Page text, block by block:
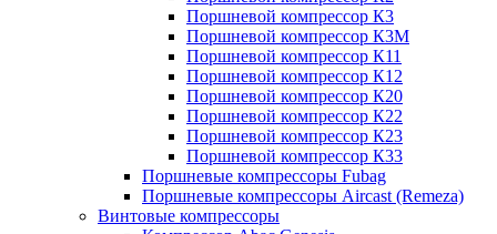
Поршневой компрессор К3
Поршневой компрессор К3М
Поршневой компрессор К11
Поршневой компрессор К12
Поршневой компрессор К20
Поршневой компрессор К22
Поршневой компрессор К23
Поршневой компрессор К33
Поршневые компрессоры Fubag
Поршневые компрессоры Aircast (Remeza)
Винтовые компрессоры